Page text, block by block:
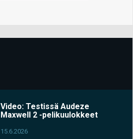
Video: Testissä Audeze
Maxwell 2 -pelikuulokkeet
15.6.2026